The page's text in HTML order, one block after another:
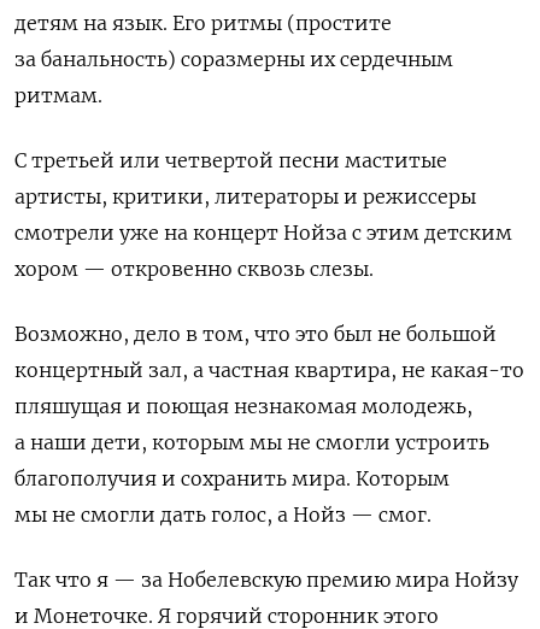
детям на язык. Его ритмы (простите
за банальность) соразмерны их сердечным
ритмам.
С третьей или четвертой песни маститые
артисты, критики, литераторы и режиссеры
смотрели уже на концерт Нойза с этим детским
хором — откровенно сквозь слезы.
Возможно, дело в том, что это был не большой
концертный зал, а частная квартира, не какая-то
пляшущая и поющая незнакомая молодежь,
а наши дети, которым мы не смогли устроить
благополучия и сохранить мира. Которым
мы не смогли дать голос, а Нойз — смог.
Так что я — за Нобелевскую премию мира Нойзу
и Монеточке. Я горячий сторонник этого